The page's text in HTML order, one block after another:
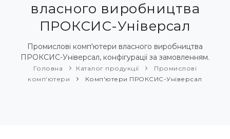
ПРИКЛАДИ ТА РІШЕННЯ
КАТАЛОГ ПРОДУКЦІЇ
НОВИНИ
власного виробництва
ПРОКСИС-Універсал
Промислові комп'ютери власного виробництва
ПРОКСИС-Універсал, конфігурації за замовленням.
Головна Каталог продукції
Промислові
комп'ютери
Комп'ютери ПРОКСИС-Універсал